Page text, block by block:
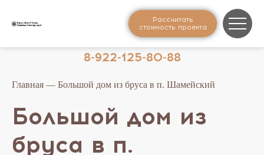
Рассчитать
стоимость проекта
8-922-125-80-88
Главная — Большой дом из бруса в п. Шамейский
Большой дом из
бруса в п.